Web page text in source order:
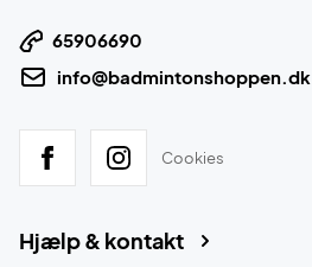
65906690
info@badmintonshoppen.dk
Cookies
Hjælp & kontakt